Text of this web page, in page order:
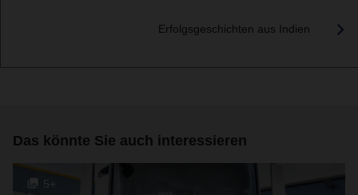
Erfolgsgeschichten aus Indien
Das könnte Sie auch interessieren
5+